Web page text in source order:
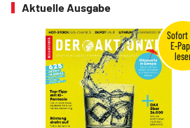
Aktuelle Ausgabe